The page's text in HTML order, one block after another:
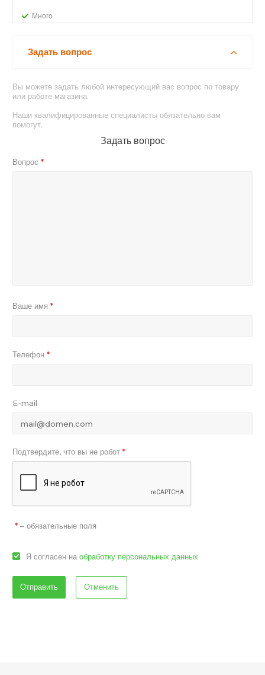
Много
Задать вопрос
Вы можете задать любой интересующий вас вопрос по товару
или работе магазина.
Наши квалифицированные специалисты обязательно вам
помогут.
Задать вопрос
Вопрос *
Ваше имя *
Телефон *
E-mail
Подтвердите, что вы не робот *
* – обязательные поля
Я согласен на обработку персональных данных
Отменить